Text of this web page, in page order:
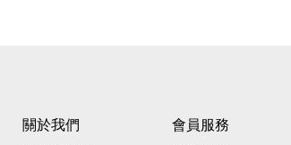
關於我們
會員服務